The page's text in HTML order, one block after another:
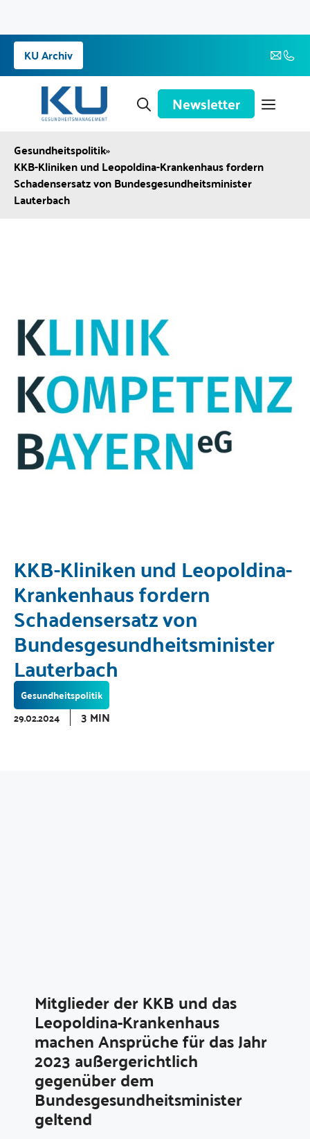
Zum
Inhalt
springen
KU Archiv
Newsletter
Gesundheitspolitik»
KKB-Kliniken und Leopoldina-Krankenhaus fordern
Schadensersatz von Bundesgesundheitsminister
Lauterbach
KKB-Kliniken und Leopoldina-
Krankenhaus fordern
Schadensersatz von
Bundesgesundheitsminister
Lauterbach
Gesundheitspolitik
29.02.2024
3 MIN
Mitglieder der KKB und das
Leopoldina-Krankenhaus
machen Ansprüche für das Jahr
2023 außergerichtlich
gegenüber dem
Bundesgesundheitsminister
geltend